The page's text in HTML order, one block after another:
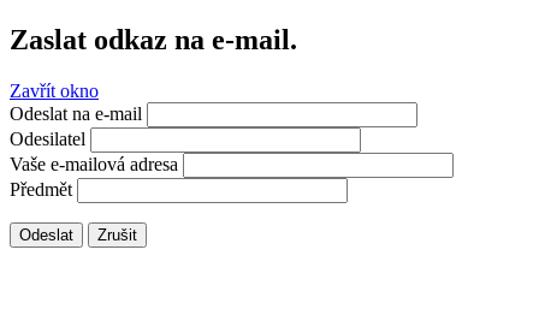
Zaslat odkaz na e-mail.
Zavřít okno
Odeslat na e-mail
Odesilatel
Vaše e-mailová adresa
Předmět
Odeslat Zrušit